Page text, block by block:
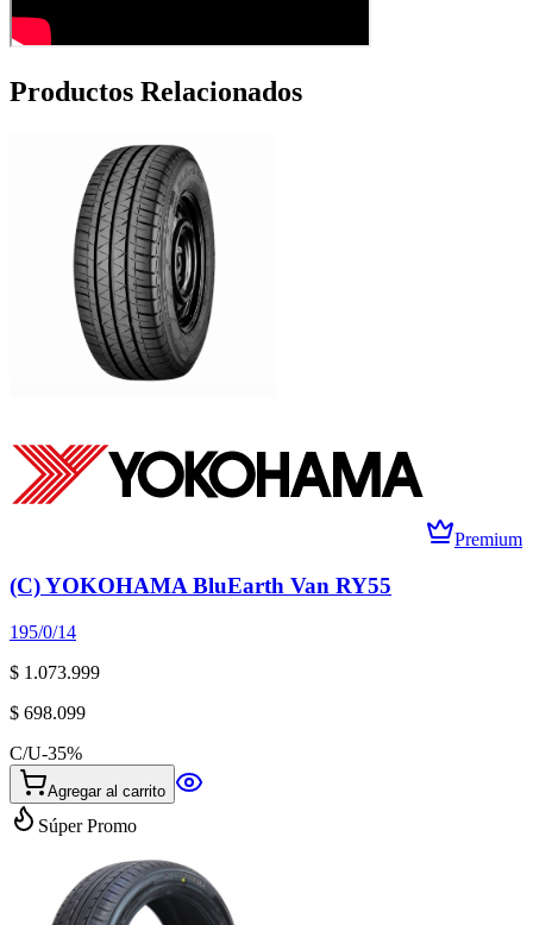
Productos Relacionados
Premium
(C) YOKOHAMA BluEarth Van RY55
195/0/14
$ 1.073.999
$ 698.099
C/U-35%
Agregar al carrito
Súper Promo